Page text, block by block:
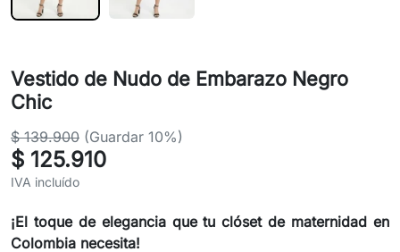
Vestido de Nudo de Embarazo Negro
Chic
$ 139.900 (Guardar 10%)
$ 125.910
IVA incluído
¡El toque de elegancia que tu clóset de maternidad en
Colombia necesita!